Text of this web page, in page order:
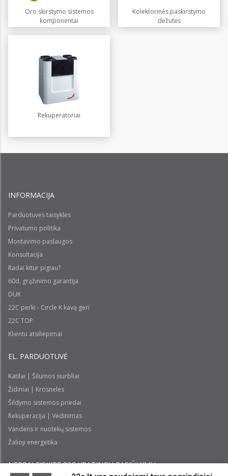
Oro skirstymo sistemos
komponentai
Kolektorinės paskirstymo
dėžutės
Rekuperatoriai
INFORMACIJA
Parduotuvės taisyklės
Privatumo politika
Montavimo paslaugos
Konsultacija
Radai kitur pigiau?
60d. grąžinimo garantija
DUK
22C perki - Circle K kavą geri
22C TOP
Klientu atsiliepimai
EL. PARDUOTUVĖ
Katilai | Šilumos siurbliai
Židiniai | Krosnelės
Šildymo sistemos priedai
Rekuperacija | Vėdinimas
Vandens ir nuotekų sistemos
Žalioji energetika
NEPRALEISKITE 22С YPATINGŲ PASIŪLYMŲ: